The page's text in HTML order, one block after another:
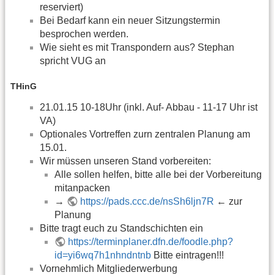
reserviert)
Bei Bedarf kann ein neuer Sitzungstermin
besprochen werden.
Wie sieht es mit Transpondern aus? Stephan
spricht VUG an
THinG
21.01.15 10-18Uhr (inkl. Auf- Abbau - 11-17 Uhr ist
VA)
Optionales Vortreffen zurn zentralen Planung am
15.01.
Wir müssen unseren Stand vorbereiten:
Alle sollen helfen, bitte alle bei der Vorbereitung
mitanpacken
→
https://pads.ccc.de/nsSh6ljn7R ← zur
Planung
Bitte tragt euch zu Standschichten ein
https://terminplaner.dfn.de/foodle.php?
id=yi6wq7h1nhndntnb Bitte eintragen!!!
Vornehmlich Mitgliederwerbung